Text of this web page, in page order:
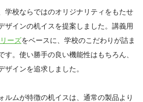
学校ならではのオリジナリティをもたせ
ザインの机イスを提案しました。講義用
ーズをベースに、学校のこだわりが詰ま
す。使い勝手の良い機能性はもちろん、
インを追求しました。
ルムが特徴の机イスは、通常の製品より